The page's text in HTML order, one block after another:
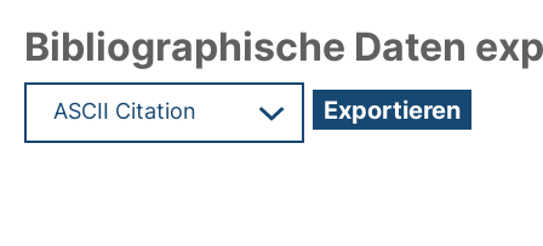
Bibliographische Daten